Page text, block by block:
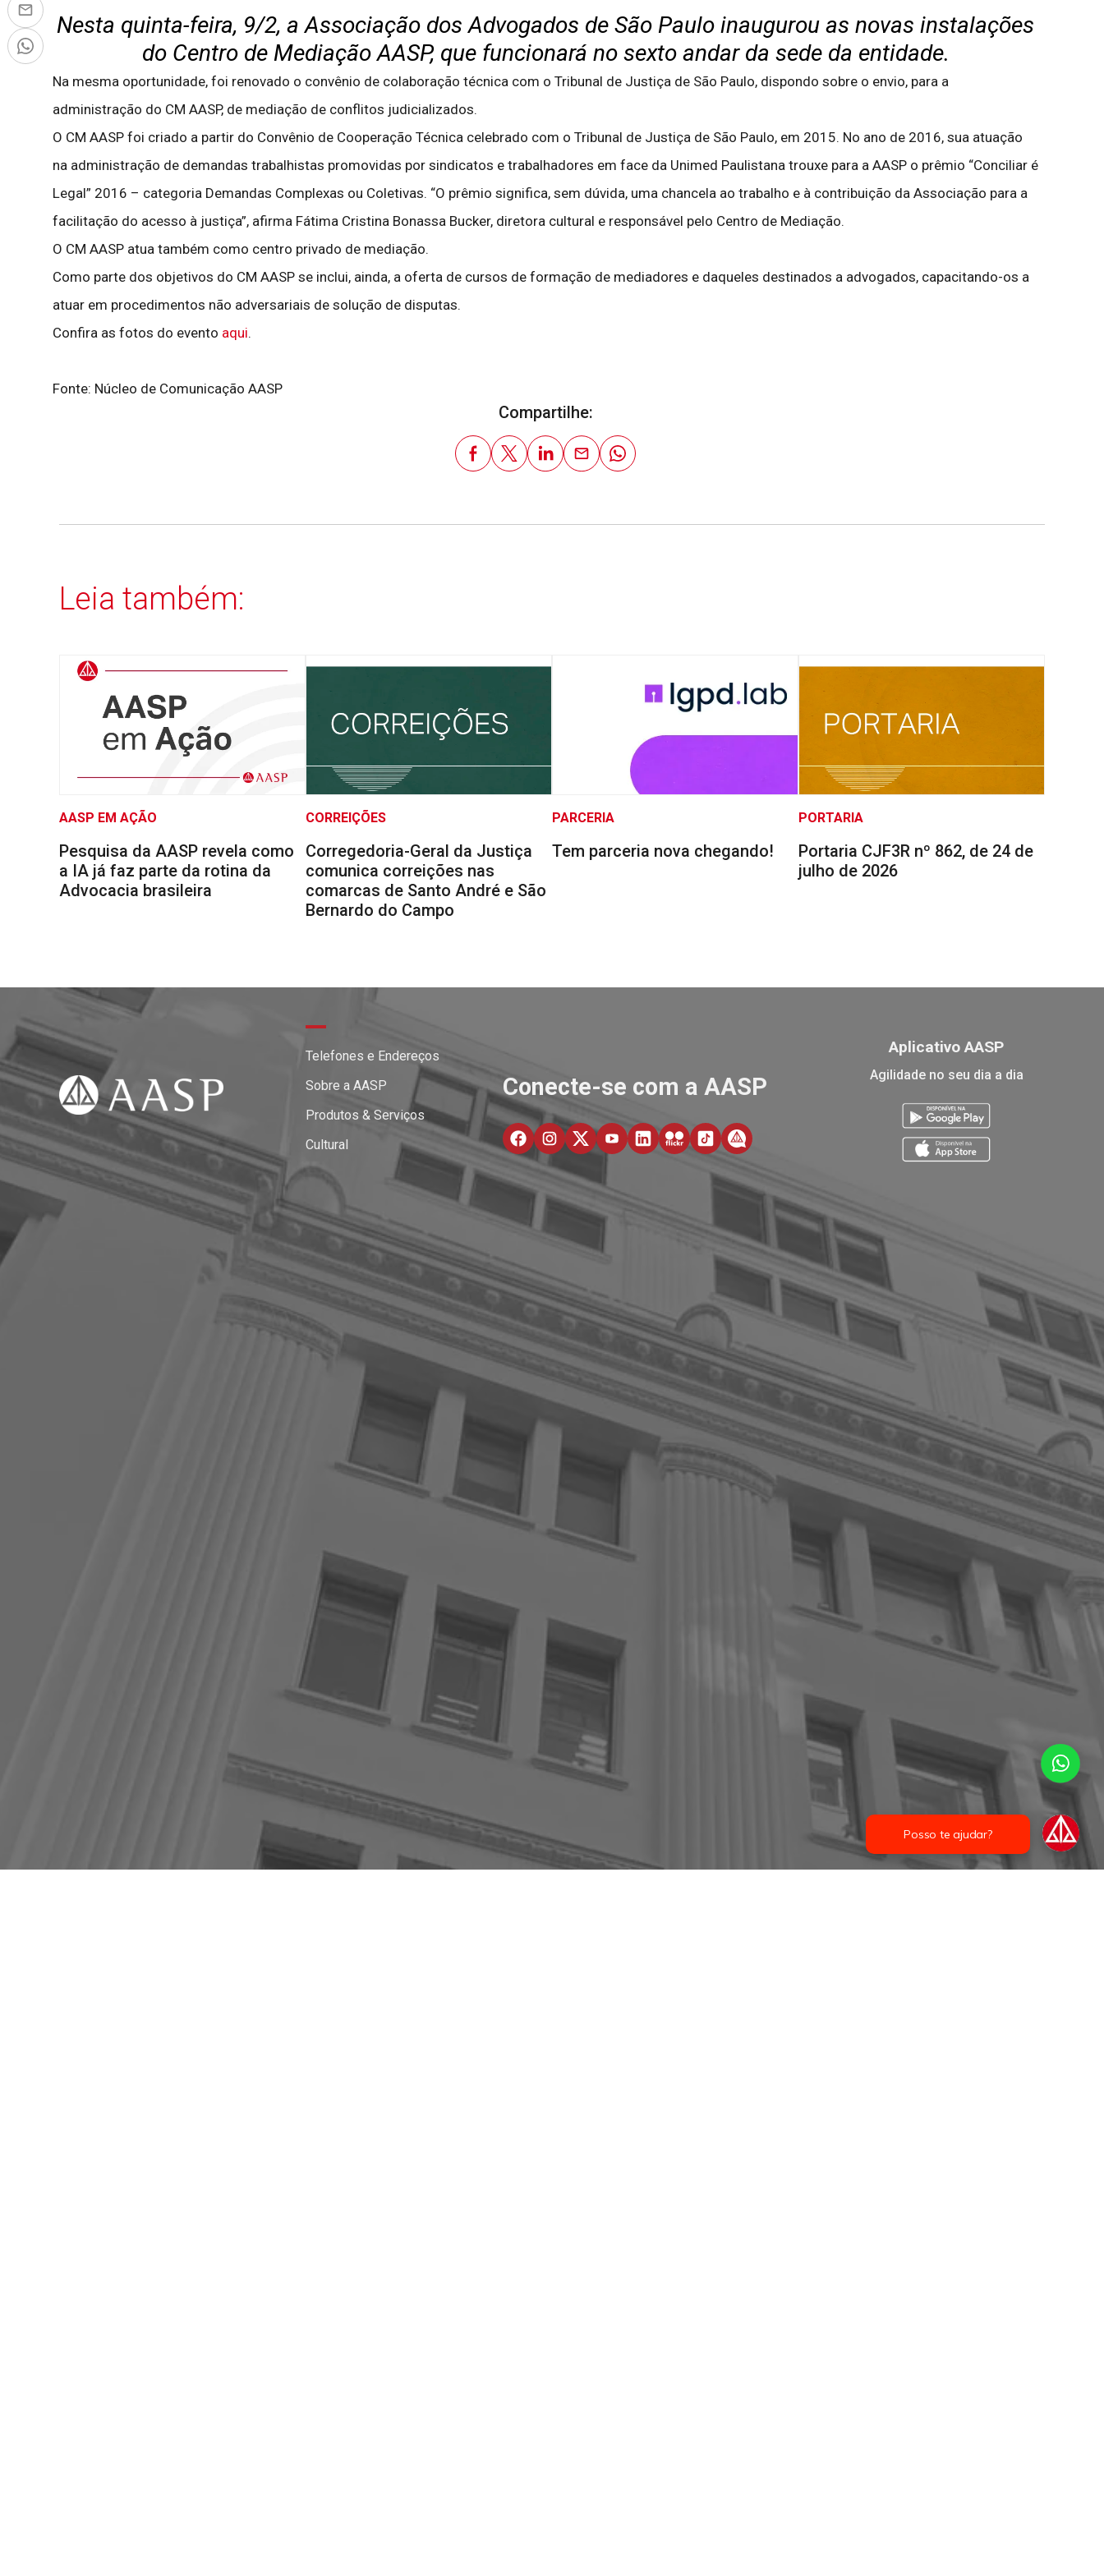
Nesta quinta-feira, 9/2, a Associação dos Advogados de São Paulo inaugurou as novas instalações
do Centro de Mediação AASP, que funcionará no sexto andar da sede da entidade.
Na mesma oportunidade, foi renovado o convênio de colaboração técnica com o Tribunal de Justiça de São Paulo, dispondo sobre o envio, para a
administração do CM AASP, de mediação de conflitos judicializados.
O CM AASP foi criado a partir do Convênio de Cooperação Técnica celebrado com o Tribunal de Justiça de São Paulo, em 2015. No ano de 2016, sua atuação
na administração de demandas trabalhistas promovidas por sindicatos e trabalhadores em face da Unimed Paulistana trouxe para a AASP o prêmio “Conciliar é
Legal” 2016 – categoria Demandas Complexas ou Coletivas. “O prêmio significa, sem dúvida, uma chancela ao trabalho e à contribuição da Associação para a
facilitação do acesso à justiça”, afirma Fátima Cristina Bonassa Bucker, diretora cultural e responsável pelo Centro de Mediação.
O CM AASP atua também como centro privado de mediação.
Como parte dos objetivos do CM AASP se inclui, ainda, a oferta de cursos de formação de mediadores e daqueles destinados a advogados, capacitando-os a
atuar em procedimentos não adversariais de solução de disputas.
Confira as fotos do evento aqui.
Fonte: Núcleo de Comunicação AASP
Compartilhe:
Leia também:
AASP EM AÇÃO
Pesquisa da AASP revela como
a IA já faz parte da rotina da
Advocacia brasileira
CORREIÇÕES
Corregedoria-Geral da Justiça
comunica correições nas
comarcas de Santo André e São
Bernardo do Campo
PARCERIA
Tem parceria nova chegando!
PORTARIA
Portaria CJF3R nº 862, de 24 de
julho de 2026
Telefones e Endereços
Sobre a AASP
Produtos & Serviços
Cultural
Conecte-se com a AASP
Aplicativo AASP
Agilidade no seu dia a dia